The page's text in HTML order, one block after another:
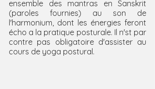
ensemble des mantras en Sanskrit
(paroles fournies) au son de
l'harmonium, dont les énergies feront
écho a la pratique posturale. Il n'st par
contre pas obligatoire d'assister au
cours de yoga postural.